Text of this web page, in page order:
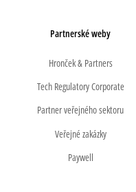
Partnerské weby
Hronček & Partners
Tech Regulatory Corporate
Partner veřejného sektoru
Veřejné zakázky
Paywell